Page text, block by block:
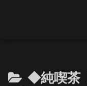
◆純喫茶